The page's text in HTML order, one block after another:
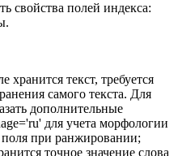
свойства полей индекса:
текст, требуется
самого текста. Для
дополнительные
для учета морфологии
при ранжировании;
точное значение слова